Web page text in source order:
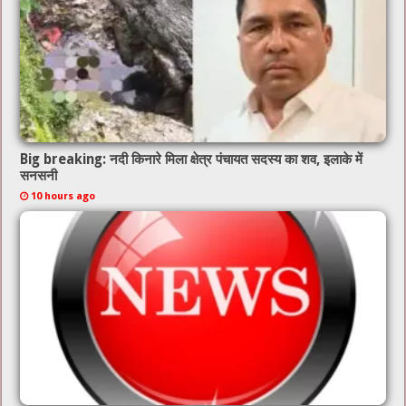
Big breaking: नदी किनारे मिला क्षेत्र पंचायत सदस्य का शव, इलाके में
सनसनी
10 hours ago